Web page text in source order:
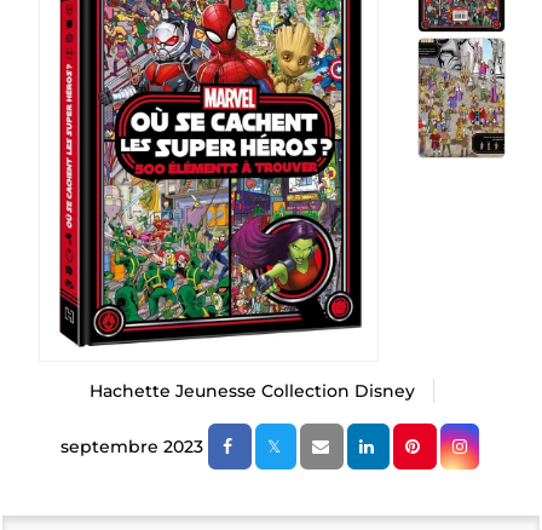
Hachette Jeunesse Collection Disney
septembre 2023